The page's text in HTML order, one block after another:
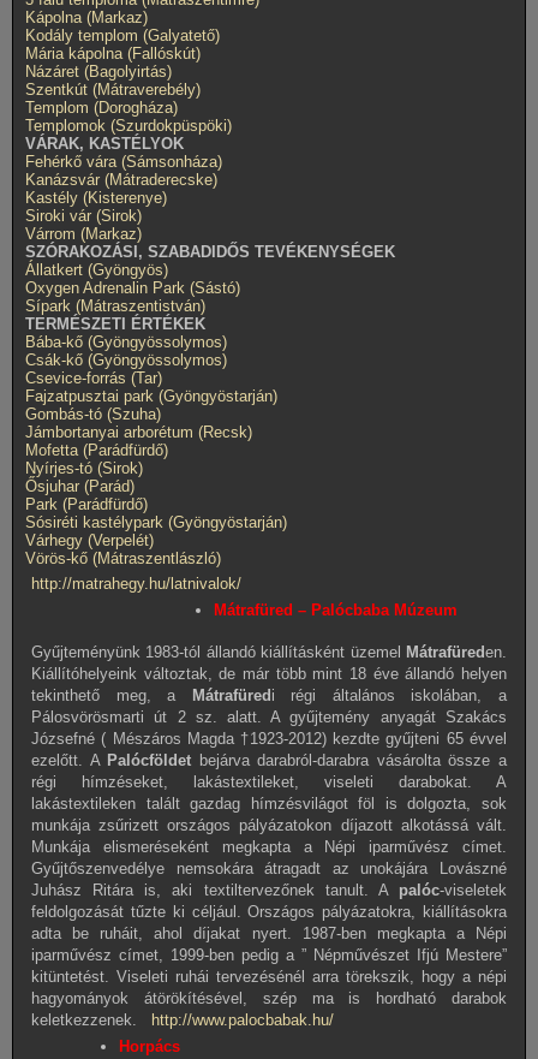
Kápolna (Markaz)
Kodály templom (Galyatető)
Mária kápolna (Fallóskút)
Názáret (Bagolyirtás)
Szentkút (Mátraverebély)
Templom (Dorogháza)
Templomok (Szurdokpüspöki)
VÁRAK, KASTÉLYOK
Fehérkő vára (Sámsonháza)
Kanázsvár (Mátraderecske)
Kastély (Kisterenye)
Siroki vár (Sirok)
Várrom (Markaz)
SZÓRAKOZÁSI, SZABADIDŐS TEVÉKENYSÉGEK
Állatkert (Gyöngyös)
Oxygen Adrenalin Park (Sástó)
Sípark (Mátraszentistván)
TERMÉSZETI ÉRTÉKEK
Bába-kő (Gyöngyössolymos)
Csák-kő (Gyöngyössolymos)
Csevice-forrás (Tar)
Fajzatpusztai park (Gyöngyöstarján)
Gombás-tó (Szuha)
Jámbortanyai arborétum (Recsk)
Mofetta (Parádfürdő)
Nyírjes-tó (Sirok)
Ősjuhar (Parád)
Park (Parádfürdő)
Sósiréti kastélypark (Gyöngyöstarján)
Várhegy (Verpelét)
Vörös-kő (Mátraszentlászló)
http://matrahegy.hu/latnivalok/
Mátrafüred – Palócbaba Múzeum
Gyűjteményünk 1983-tól állandó kiállításként üzemel Mátrafüreden.
Kiállítóhelyeink változtak, de már több mint 18 éve állandó helyen
tekinthető meg, a
Mátrafüred i régi általános iskolában, a
Pálosvörösmarti út 2 sz. alatt. A gyűjtemény anyagát Szakács
Józsefné ( Mészáros Magda †1923-2012) kezdte gyűjteni 65 évvel
ezelőtt. A Palócföldet bejárva darabról-darabra vásárolta össze a
régi hímzéseket, lakástextileket, viseleti darabokat. A
lakástextileken talált gazdag hímzésvilágot föl is dolgozta, sok
munkája zsűrizett országos pályázatokon díjazott alkotássá vált.
Munkája elismeréseként megkapta a Népi iparművész címet.
Gyűjtőszenvedélye nemsokára átragadt az unokájára Lovászné
Juhász Ritára is, aki textiltervezőnek tanult. A palóc-viseletek
feldolgozását tűzte ki céljául. Országos pályázatokra, kiállításokra
adta be ruháit, ahol díjakat nyert. 1987-ben megkapta a Népi
iparművész címet, 1999-ben pedig a ” Népművészet Ifjú Mestere”
kitüntetést. Viseleti ruhái tervezésénél arra törekszik, hogy a népi
hagyományok átörökítésével, szép ma is hordható darabok
keletkezzenek.
http://www.palocbabak.hu/
Horpács